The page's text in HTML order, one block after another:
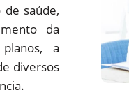
saúde,
da
a
diversos